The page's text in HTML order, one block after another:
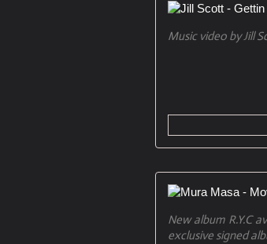
Music video by Jill
New album R.Y.C
exclusive signed